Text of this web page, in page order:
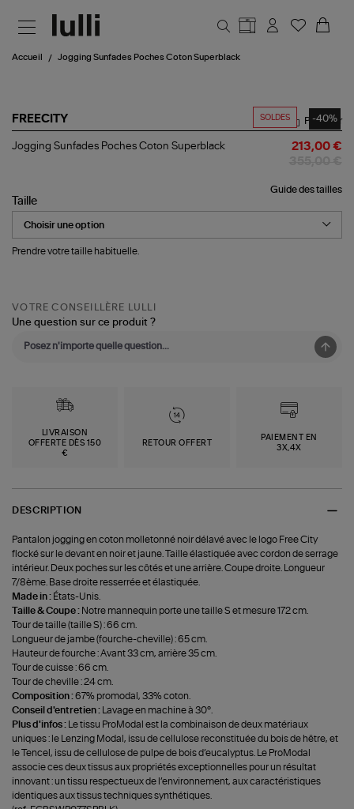
Accueil Jogging Sunfades Poches Coton Superblack
SOLDES -40%
FREECITY
Jogging
Superblack
Partager
Jogging Sunfades Poches Coton Superblack 213,00 €
Guide des tailles
Taille
Prendre votre taille habituelle.
VOTRE CONSEILLÈRE LULLI
Une question sur ce produit ?
LIVRAISON
OFFERTE DÈS 150
€
RETOUR OFFERT
PAIEMENT EN
3X,4X
DESCRIPTION
Pantalon jogging en coton molletonné noir délavé avec le logo Free City
flocké sur le devant en noir et jaune. Taille élastiquée avec cordon de serrage
intérieur. Deux poches sur les côtés et une arrière. Coupe droite. Longueur
7/8ème. Base droite resserrée et élastiquée.
Made in : États-Unis.
Taille & Coupe : Notre mannequin porte une taille S et mesure 172 cm.
Tour de taille (taille S) : 66 cm.
Longueur de jambe (fourche-cheville) : 65 cm.
Hauteur de fourche : Avant 33 cm, arrière 35 cm.
Tour de cuisse : 66 cm.
Tour de cheville : 24 cm.
Composition :67% promodal, 33% coton.
Conseil d'entretien :
Lavage en machine à 30°.
Plus d'infos :
Le tissu ProModal est la combinaison de deux matériaux
uniques : le Lenzing Modal, issu de cellulose reconstituée du bois de hêtre, et
le Tencel, issu de cellulose de pulpe de bois d’eucalyptus. Le ProModal
associe ces deux tissus aux propriétés exceptionnelles pour un résultat
innovant : un tissu respectueux de l’environnement, aux caractéristiques
identiques aux tissus techniques synthétiques.